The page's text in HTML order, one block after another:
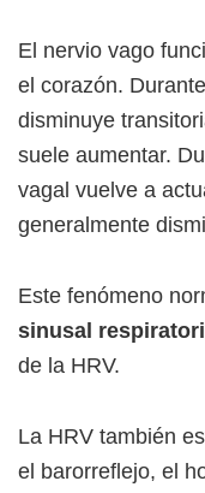
El nervio vago
el corazón.
disminuye
suele aumentar.
vagal vuelve a
generalmente
Este fenómeno
sinusal
de la HRV.
La HRV también
el barorreflejo, el